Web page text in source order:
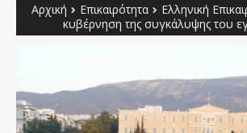
Αρχική Επικαιρότητα Ελληνική
κυβέρνηση της συγκάλυψης του